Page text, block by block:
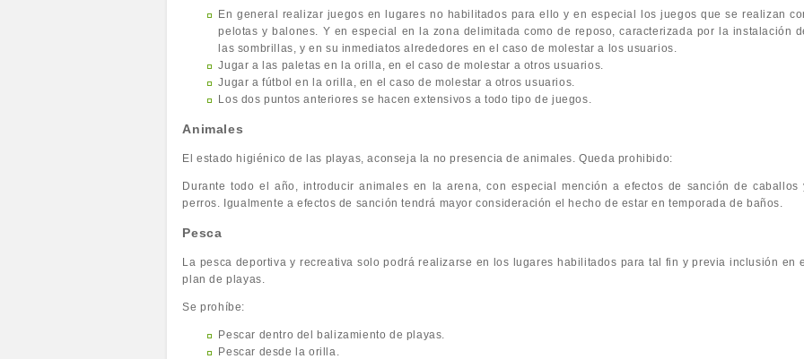
En general realizar juegos en lugares no habilitados para ello y en especial los juegos que se realizan
pelotas y balones. Y en especial en la zona delimitada como de reposo, caracterizada por la instalación
las sombrillas, y en su inmediatos alrededores en el caso de molestar a los usuarios.
Jugar a las paletas en la orilla, en el caso de molestar a otros usuarios.
Jugar a fútbol en la orilla, en el caso de molestar a otros usuarios.
Los dos puntos anteriores se hacen extensivos a todo tipo de juegos.
Animales
El estado higiénico de las playas, aconseja la no presencia de animales. Queda prohibido:
Durante todo el año, introducir animales en la arena, con especial mención a efectos de sanción de caballos
perros. Igualmente a efectos de sanción tendrá mayor consideración el hecho de estar en temporada de baños.
Pesca
La pesca deportiva y recreativa solo podrá realizarse en los lugares habilitados para tal fin y previa inclusión en
plan de playas.
Se prohíbe:
Pescar dentro del balizamiento de playas.
Pescar desde la orilla.